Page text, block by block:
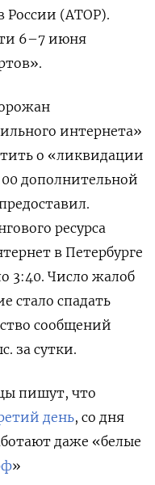
России (АТОР).
6–7 июня
интернета»
о «ликвидации
дополнительной
ресурса
в Петербурге
3:40. Число жалоб
стало спадать
сообщений
за сутки.
пишут, что
день, со дня
даже «белые
»